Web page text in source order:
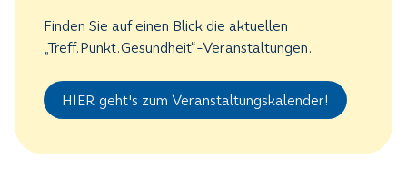
Finden Sie auf einen Blick die aktuellen
„Treff.Punkt.Gesundheit“-Veranstaltungen.
HIER geht's zum Veranstaltungskalender!